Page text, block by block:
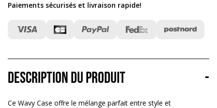
Paiements sécurisés et livraison rapide!
Description du produit -
Ce Wavy Case offre le mélange parfait entre style et